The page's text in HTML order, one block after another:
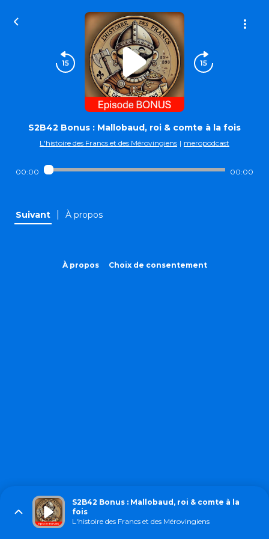
S2B42 Bonus : Mallobaud, roi & comte à la fois
L'histoire des Francs et des Mérovingiens | meropodcast
00:00 00:00
Suivant À propos
À propos Choix de consentement
S2B42 Bonus : Mallobaud, roi & comte à la
fois
L'histoire des Francs et des Mérovingiens